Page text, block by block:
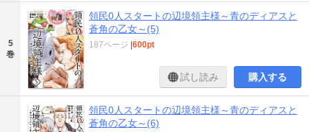
5
巻
領民0人スタートの辺境領主様～青のディアスと
蒼角の乙女～(5)
187ページ 600pt
試し読み 購入する
領民0人スタートの辺境領主様～青のディアスと
蒼角の乙女～(6)